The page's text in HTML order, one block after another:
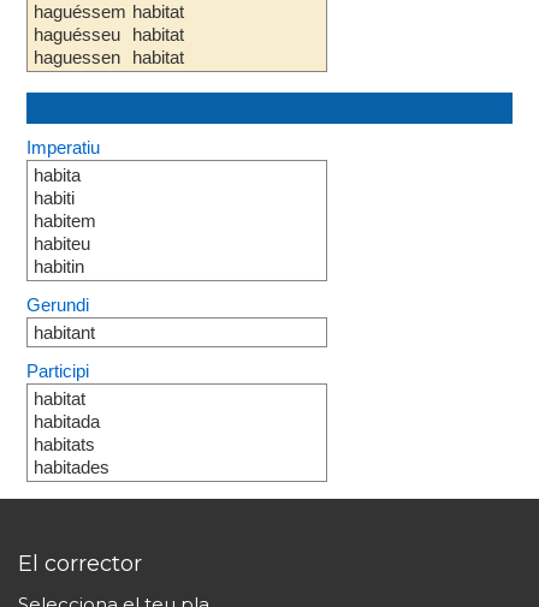
haguéssem
haguésseu
haguessen
habitat
habitat
habitat
Imperatiu
habita
habiti
habitem
habiteu
habitin
Gerundi
habitant
Participi
habitat
habitada
habitats
habitades
El corrector